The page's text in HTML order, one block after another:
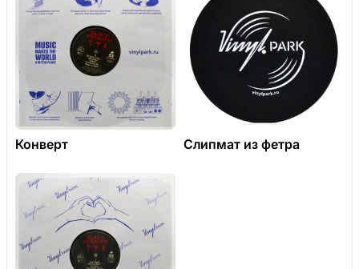
Конверт Слипмат из фетра